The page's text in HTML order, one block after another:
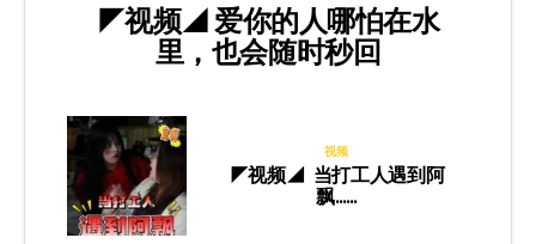
◤视频◢ 爱你的人哪怕在水
里，也会随时秒回
视频
◤视频◢ 当打工人遇到阿
飘……